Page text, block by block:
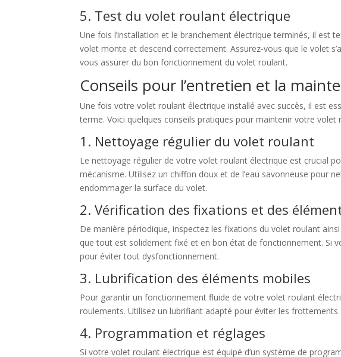
5. Test du volet roulant électrique
Une fois l’installation et le branchement électrique terminés, il est
volet monte et descend correctement. Assurez-vous que le volet
vous assurer du bon fonctionnement du volet roulant.
Conseils pour l’entretien et la
Une fois votre volet roulant électrique installé avec succès, il est
terme. Voici quelques conseils pratiques pour maintenir votre volet
1. Nettoyage régulier du volet roulant
Le nettoyage régulier de votre volet roulant électrique est crucial
mécanisme. Utilisez un chiffon doux et de l’eau savonneuse pour
endommager la surface du volet.
2. Vérification des fixations et des
De manière périodique, inspectez les fixations du volet roulant
que tout est solidement fixé et en bon état de fonctionnement. Si
pour éviter tout dysfonctionnement.
3. Lubrification des éléments mobiles
Pour garantir un fonctionnement fluide de votre volet roulant
roulements. Utilisez un lubrifiant adapté pour éviter les
4. Programmation et réglages
Si votre volet roulant électrique est équipé d’un système de